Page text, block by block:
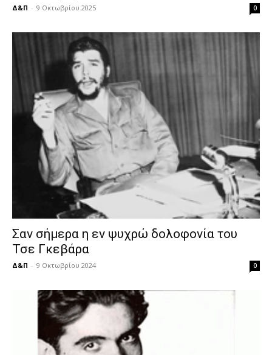
Δ&Π - 9 Οκτωβρίου 2025 0
Σαν σήμερα η εν ψυχρώ δολοφονία του
Τσε Γκεβάρα
Δ&Π - 9 Οκτωβρίου 2024 0